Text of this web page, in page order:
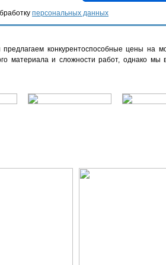
персональных данных
конкурентоспособные цены на
материала и сложности работ, однако